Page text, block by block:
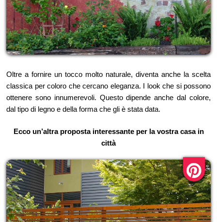
Oltre a fornire un tocco molto naturale, diventa anche la scelta
classica per coloro che cercano eleganza. I look che si possono
ottenere sono innumerevoli. Questo dipende anche dal colore,
dal tipo di legno e della forma che gli è stata data.
Ecco un’altra proposta interessante per la vostra casa in
città